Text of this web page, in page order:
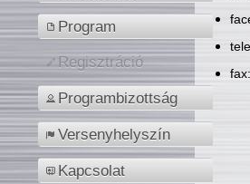
Program
Regisztráció
Programbizottság
Versenyhelyszín
Kapcsolat